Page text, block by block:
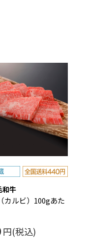
和牛
カルビ）100gあた
円(税込)